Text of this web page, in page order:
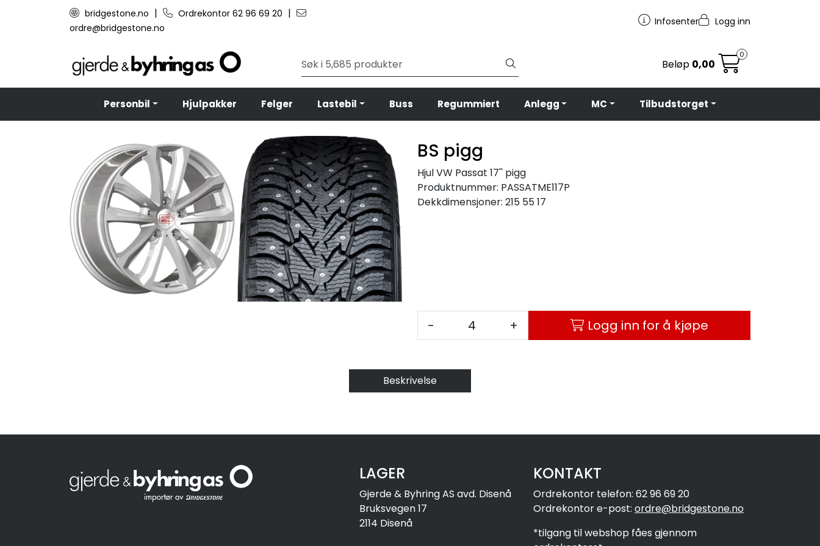
Skip to main contentbridgestone.no | Ordrekontor 62 96 69 20 |
ordre@bridgestone.no
Infosenter Logg inn
Beløp 0,00
0
Personbil Hjulpakker Felger Lastebil Buss Regummiert Anlegg MC Tilbudstorget
BS pigg
Hjul VW Passat 17'' pigg
Produktnummer: PASSATME117P
Dekkdimensjoner: 215 55 17
- + Logg inn for å kjøpe
Beskrivelse
LAGER
Gjerde & Byhring AS avd. Disenå
Bruksvegen 17
2114 Disenå
KONTAKT
Ordrekontor telefon: 62 96 69 20
Ordrekontor e-post: ordre@bridgestone.no
*tilgang til webshop fåes gjennom